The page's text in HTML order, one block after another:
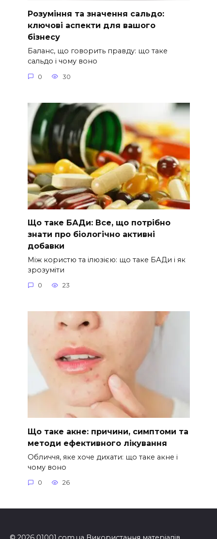
Розуміння та значення сальдо:
ключові аспекти для вашого
бізнесу
Баланс, що говорить правду: що таке
сальдо і чому воно
0 30
Що таке БАДи: Все, що потрібно
знати про біологічно активні
добавки
Між користю та ілюзією: що таке БАДи і як
зрозуміти
0 23
Що таке акне: причини, симптоми та
методи ефективного лікування
Обличчя, яке хоче дихати: що таке акне і
чому воно
0 26